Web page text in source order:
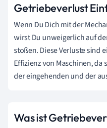
Getriebeverlust
Wenn Du Dich mit der
wirst Du unweigerlich auf
stoßen. Diese Verluste sind
Effizienz von Maschinen, da
der eingehenden und der
Was ist